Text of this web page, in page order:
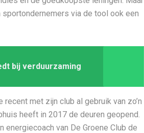
via de tool ook een
bij verduurzaming
met zijn club al gebruik van zo’n
heeft in 2017 de deuren geopend.
energiecoach van De Groene Club de